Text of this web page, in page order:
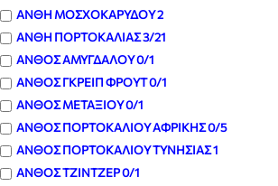
ΑΝΘΗ ΜΟΣΧΟΚΑΡΥΔΟΥ2
ΑΝΘΗ ΠΟΡΤΟΚΑΛΙΑΣ3/21
ΑΝΘΟΣ ΑΜΥΓΔΑΛΟΥ0/1
ΑΝΘΟΣ ΓΚΡΕΙΠ ΦΡΟΥΤ0/1
ΑΝΘΟΣ ΜΕΤΑΞΙΟΥ0/1
ΑΝΘΟΣ ΠΟΡΤΟΚΑΛΙΟΥ ΑΦΡΙΚΗΣ0/5
ΑΝΘΟΣ ΠΟΡΤΟΚΑΛΙΟΥ ΤΥΝΗΣΙΑΣ1
ΑΝΘΟΣ ΤΖΙΝΤΖΕΡ0/1